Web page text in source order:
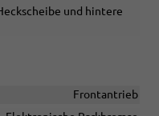
und hintere
Frontantrieb